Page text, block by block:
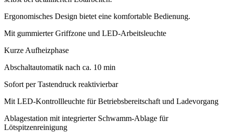
Ergonomisches Design bietet eine komfortable Bedienung.
Mit gummierter Griffzone und LED-Arbeitsleuchte
Kurze Aufheizphase
Abschaltautomatik nach ca. 10 min
Sofort per Tastendruck reaktivierbar
Mit LED-Kontrollleuchte für Betriebsbereitschaft und Ladevorgang
Ablagestation mit integrierter Schwamm-Ablage für
Lötspitzenreinigung